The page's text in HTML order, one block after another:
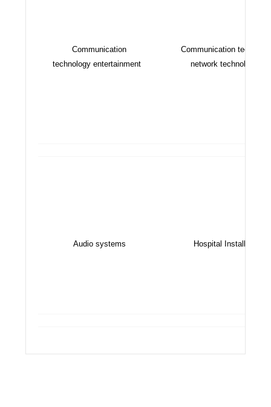
Communication
technology entertainment
Communication
network technology
Audio systems Hospital Installation